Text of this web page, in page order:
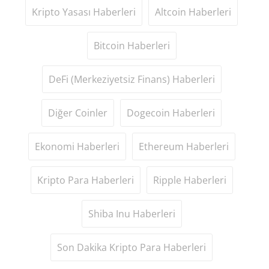
Kripto Yasası Haberleri Altcoin Haberleri
Bitcoin Haberleri
DeFi (Merkeziyetsiz Finans) Haberleri
Diğer Coinler Dogecoin Haberleri
Ekonomi Haberleri Ethereum Haberleri
Kripto Para Haberleri Ripple Haberleri
Shiba Inu Haberleri
Son Dakika Kripto Para Haberleri